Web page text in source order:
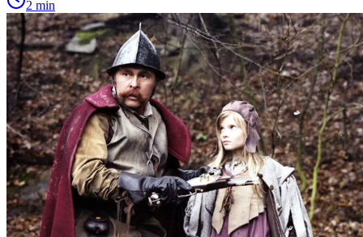
2 min